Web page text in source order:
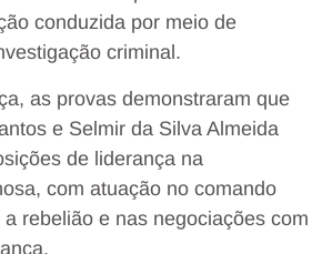
conduzida por meio de
criminal.
as provas demonstraram que
e Selmir da Silva Almeida
de liderança na
com atuação no comando
rebelião e nas negociações com